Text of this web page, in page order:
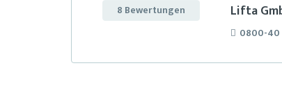
8 Bewertungen Lifta
0800-40